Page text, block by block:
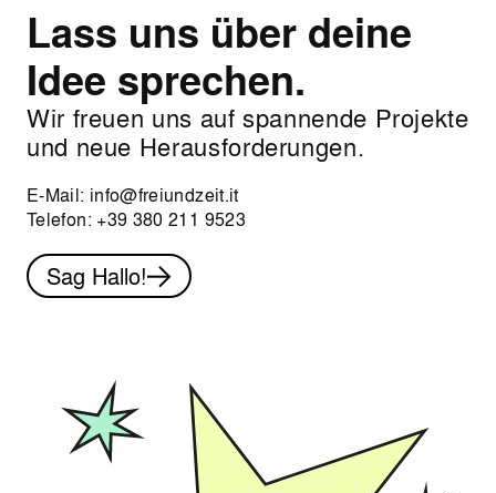
Lass uns über deine
Idee sprechen.
Wir freuen uns auf spannende Projekte
und neue Herausforderungen.
E-Mail: info@freiundzeit.it
Telefon: +39 380 211 9523
Sag Hallo!